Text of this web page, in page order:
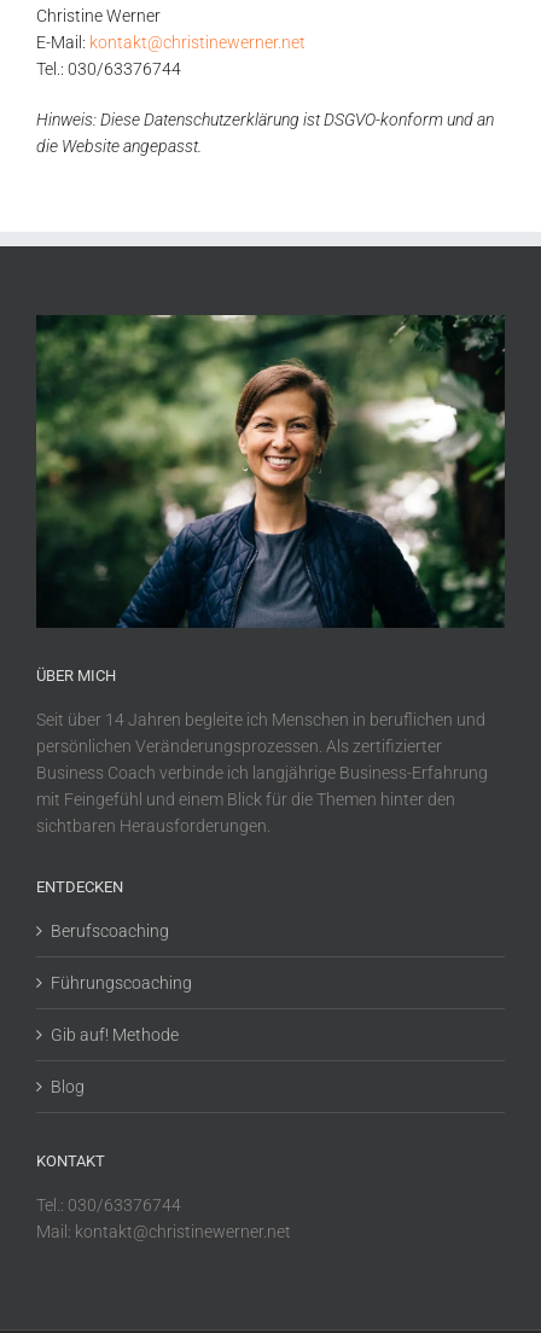
Christine Werner
E-Mail: kontakt@christinewerner.net
Tel.: 030/63376744
Hinweis: Diese Datenschutzerklärung ist DSGVO-konform und an
die Website angepasst.
ÜBER MICH
Seit über 14 Jahren begleite ich Menschen in beruflichen und
persönlichen Veränderungsprozessen. Als zertifizierter
Business Coach verbinde ich langjährige Business-Erfahrung
mit Feingefühl und einem Blick für die Themen hinter den
sichtbaren Herausforderungen.
ENTDECKEN
Berufscoaching
Führungscoaching
Gib auf! Methode
Blog
KONTAKT
Tel.: 030/63376744
Mail: kontakt@christinewerner.net